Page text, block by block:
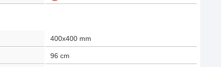
400x400 mm
96 cm